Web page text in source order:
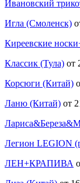
Ивановский
Игла (Смоленск)
Киреевские
Классик (Тула) от
Корсюги (Китай)
Ланю (Китай) от
Легион LEGION
ЛЕН+КРАПИВА